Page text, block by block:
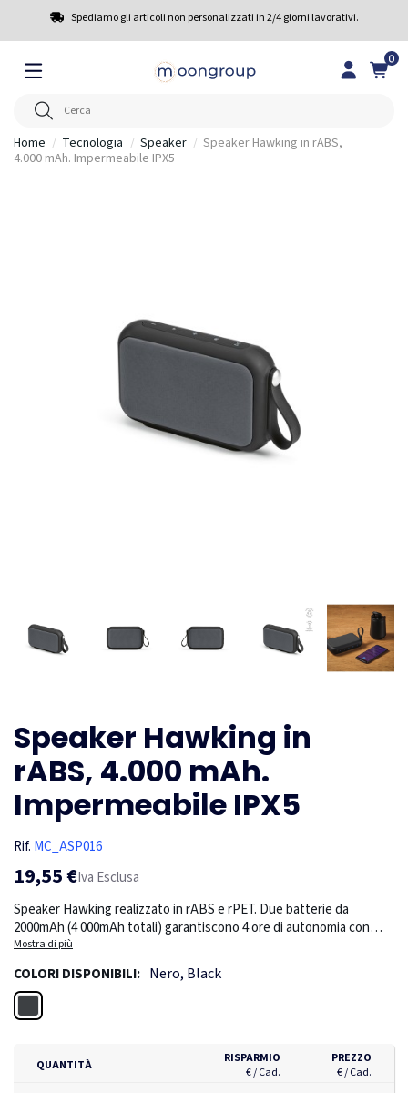
Spediamo gli articoli non personalizzati in 2/4 giorni lavorativi.
0
Home Tecnologia Speaker
Speaker Hawking in rABS,
4.000 mAh. Impermeabile IPX5
Speaker Hawking in
rABS, 4.000 mAh.
Impermeabile IPX5
Rif. MC_ASP016
19,55 €Iva Esclusa
Speaker Hawking realizzato in rABS e rPET. Due batterie da
2000mAh (4 000mAh totali) garantiscono 4 ore di autonomia con
ricarica completa in 3 ore. Le griglie removibili consentono la
personalizzazione completa del colore. Connessione wireless fino a
10 metri, funzione TWS e potenza di 2 x 5W per un suono nitido.
Risposta in frequenza 100-20kHz e tracolla per un trasporto
comodo. Fornito in confezione kraft individuale.
Mostra di più
COLORI DISPONIBILI: Nero, Black
QUANTITÀ
RISPARMIO
€ / Cad.
PREZZO
€ / Cad.